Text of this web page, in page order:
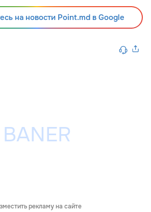
на новости Point.md в Google
рекламу на сайте